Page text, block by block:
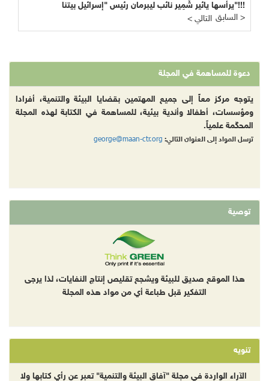
يرأسها يائير شَمِير نائب ليبرمان رئيس "إسرائيل بيتنا"!!!
< التالي
السابق >
دعوة للمساهمة في المجلة
يتوجه مركز معاً إلى جميع المهتمين بقضايا البيئة والتنمية، أفرادا
ومؤسسات، أطفالا وأندية بيئية، للمساهمة في الكتابة لهذه المجلة
المحكّمة علمياً.
ترسل المواد إلى العنوان التالي: george@maan-ctr.org
توصية
هذا الموقع صديق للبيئة ويشجع تقليص إنتاج النفايات، لذا يرجى
التفكير قبل طباعة أي من مواد هذه المجلة
تنويه
الآراء الواردة في مجلة "آفاق البيئة والتنمية" تعبر عن رأي كتابها ولا